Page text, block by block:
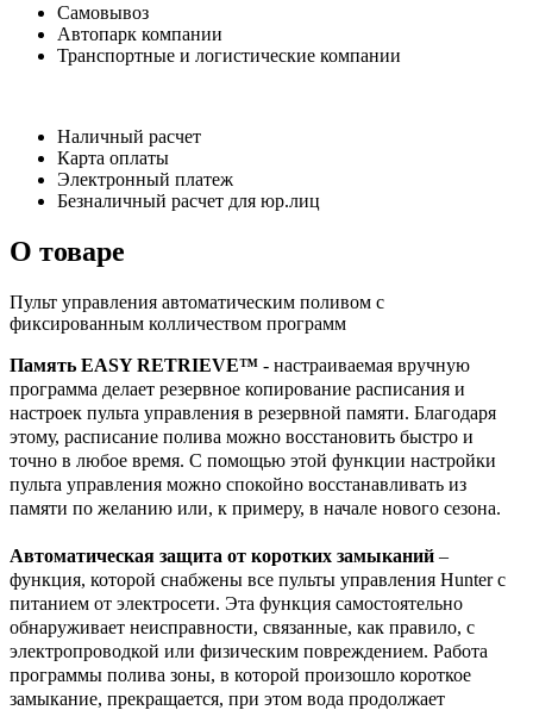
Самовывоз
Автопарк компании
Транспортные и логистические компании
Наличный расчет
Карта оплаты
Электронный платеж
Безналичный расчет для юр.лиц
О товаре
Пульт управления автоматическим поливом с
фиксированным колличеством программ
Память EASY RETRIEVE™ - настраиваемая вручную
программа делает резервное копирование расписания и
настроек пульта управления в резервной памяти. Благодаря
этому, расписание полива можно восстановить быстро и
точно в любое время. С помощью этой функции настройки
пульта управления можно спокойно восстанавливать из
памяти по желанию или, к примеру, в начале нового сезона.
Автоматическая защита от коротких замыканий –
функция, которой снабжены все пульты управления Hunter с
питанием от электросети. Эта функция самостоятельно
обнаруживает неисправности, связанные, как правило, с
электропроводкой или физическим повреждением. Работа
программы полива зоны, в которой произошло короткое
замыкание, прекращается, при этом вода продолжает